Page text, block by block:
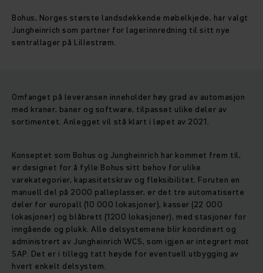
Bohus, Norges største landsdekkende møbelkjede, har valgt
Jungheinrich som partner for lagerinnredning til sitt nye
sentrallager på Lillestrøm.
Omfanget på leveransen inneholder høy grad av automasjon
med kraner, baner og software, tilpasset ulike deler av
sortimentet. Anlegget vil stå klart i løpet av 2021.
Konseptet som Bohus og Jungheinrich har kommet frem til,
er designet for å fylle Bohus sitt behov for ulike
varekategorier, kapasitetskrav og fleksibilitet. Foruten en
manuell del på 2000 palleplasser, er det tre automatiserte
deler for europall (10 000 lokasjoner), kasser (22 000
lokasjoner) og blåbrett (1200 lokasjoner), med stasjoner for
inngående og plukk. Alle delsystemene blir koordinert og
administrert av Jungheinrich WCS, som igjen er integrert mot
SAP. Det er i tillegg tatt høyde for eventuell utbygging av
hvert enkelt delsystem.